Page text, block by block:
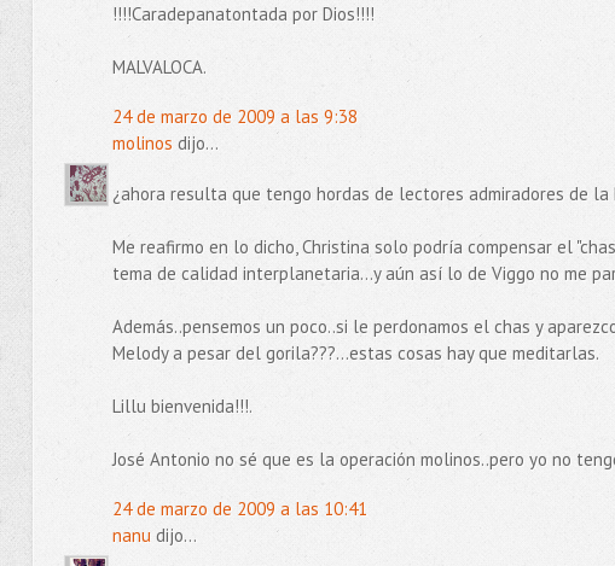
!!!!Caradepanatontada por Dios!!!!
MALVALOCA.
24 de marzo de 2009 a las 9:38
molinos dijo...
¿ahora resulta que tengo hordas de lectores admiradores de la
Me reafirmo en lo dicho, Christina solo podría compensar el
tema de calidad interplanetaria...y aún así lo de Viggo no me
Además..pensemos un poco..si le perdonamos el chas y
Melody a pesar del gorila???...estas cosas hay que meditarlas.
Lillu bienvenida!!!.
José Antonio no sé que es la operación molinos..pero yo no
24 de marzo de 2009 a las 10:41
nanu dijo...